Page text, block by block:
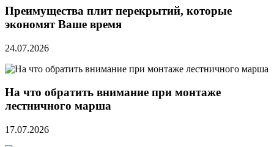
Преимущества плит перекрытий, которые
экономят Ваше время
24.07.2026
На что обратить внимание при монтаже
лестничного марша
17.07.2026